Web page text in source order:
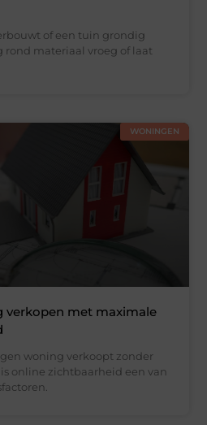
of een tuin grondig
rond materiaal vroeg of laat
WONINGEN
verkopen met maximale
woning verkoopt zonder
online zichtbaarheid een van